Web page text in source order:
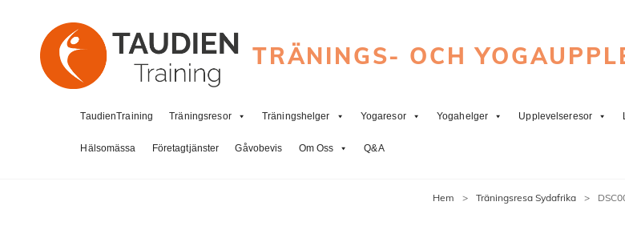
TRÄNINGS- OCH
TaudienTraining Träningsresor Träningshelger Yogaresor Yogahelger Upplevelseresor
Hälsomässa Företagtjänster Gåvobevis Om Oss Q&A
Hem > Träningsresa Sydafrika >